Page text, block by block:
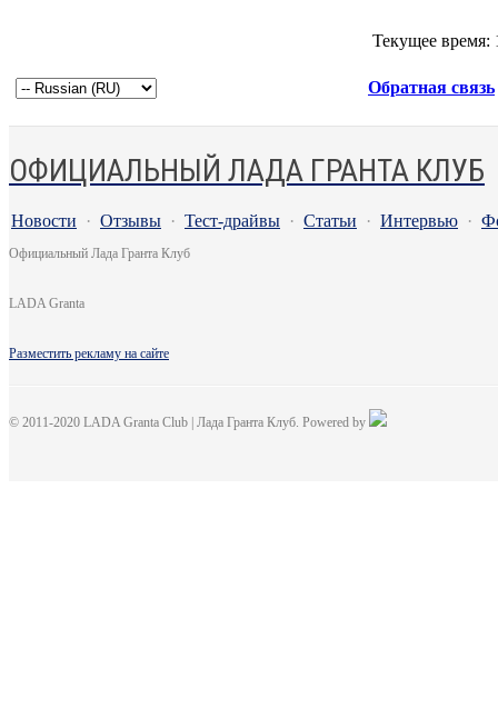
Текущее время:
Обратная связь
ОФИЦИАЛЬНЫЙ ЛАДА ГРАНТА КЛУБ
Новости · Отзывы · Тест-драйвы · Статьи · Интервью ·
Официальный Лада Гранта Клуб
LADA Granta
Разместить рекламу на сайте
© 2011-2020 LADA Granta Club | Лада Гранта Клуб. Powered by